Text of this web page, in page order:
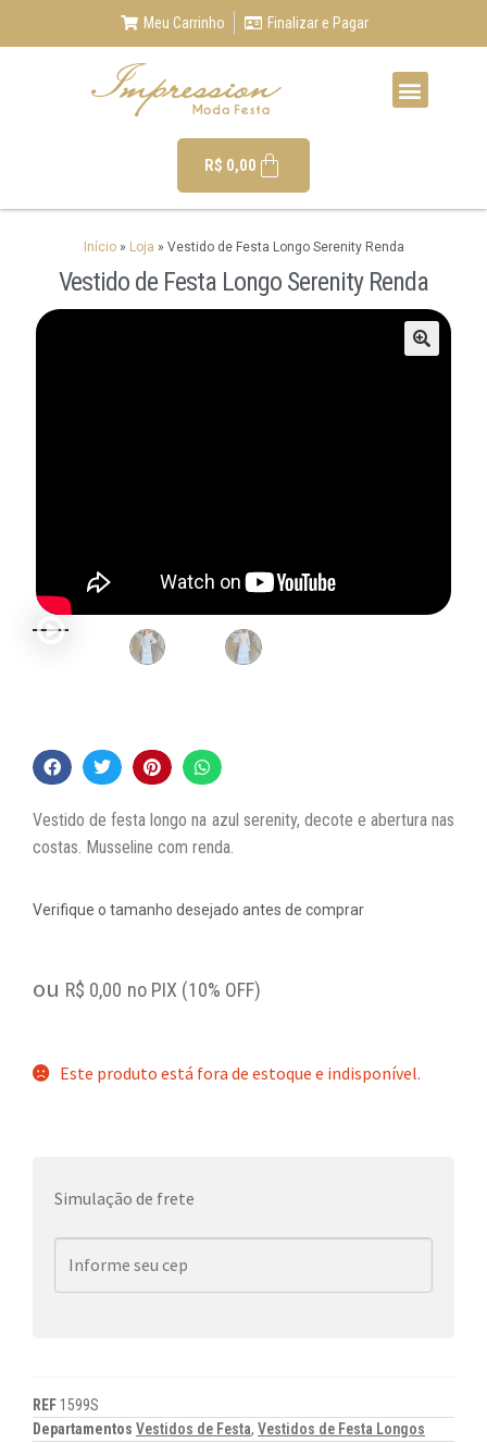
Meu Carrinho Finalizar e Pagar
R$ 0,00
Início» Loja » Vestido de Festa Longo Serenity Renda
Vestido de Festa Longo Serenity Renda
Vestido de festa longo na azul serenity, decote e abertura nas
costas. Musseline com renda.
Verifique o tamanho desejado antes de comprar
ou R$ 0,00 no PIX (10% OFF)
Este produto está fora de estoque e indisponível.
Simulação de frete
REF 1599S
Departamentos Vestidos de Festa, Vestidos de Festa Longos